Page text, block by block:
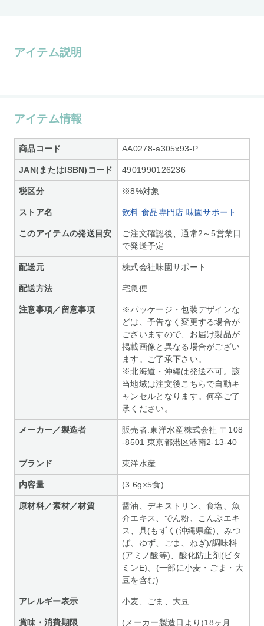
アイテム説明
アイテム情報
商品コード AA0278-a305x93-P
JAN(またはISBN)コード 4901990126236
税区分 ※8%対象
ストア名 飲料 食品専門店 味園サポート
このアイテムの発送目安
ご注文確認後、通常2～5営業日
で発送予定
配送元 株式会社味園サポート
配送方法 宅急便
注意事項／留意事項
※パッケージ・包装デザインな
どは、予告なく変更する場合が
ございますので、お届け製品が
掲載画像と異なる場合がござい
ます。ご了承下さい。
※北海道・沖縄は発送不可。該
当地域は注文後こちらで自動キ
ャンセルとなります。何卒ご了
承ください。
メーカー／製造者
販売者:東洋水産株式会社 〒108
-8501 東京都港区港南2-13-40
ブランド 東洋水産
内容量 (3.6g×5食)
原材料／素材／材質
醤油、デキストリン、食塩、魚
介エキス、でん粉、こんぶエキ
ス、具(もずく(沖縄県産)、みつ
ば、ゆず、ごま、ねぎ)/調味料
(アミノ酸等)、酸化防止剤(ビタ
ミンE)、(一部に小麦・ごま・大
豆を含む)
アレルギー表示 小麦、ごま、大豆
賞味・消費期限 (メーカー製造日より)18ヶ月